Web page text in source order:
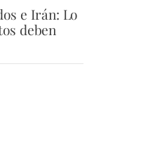
e Irán: Lo
deben